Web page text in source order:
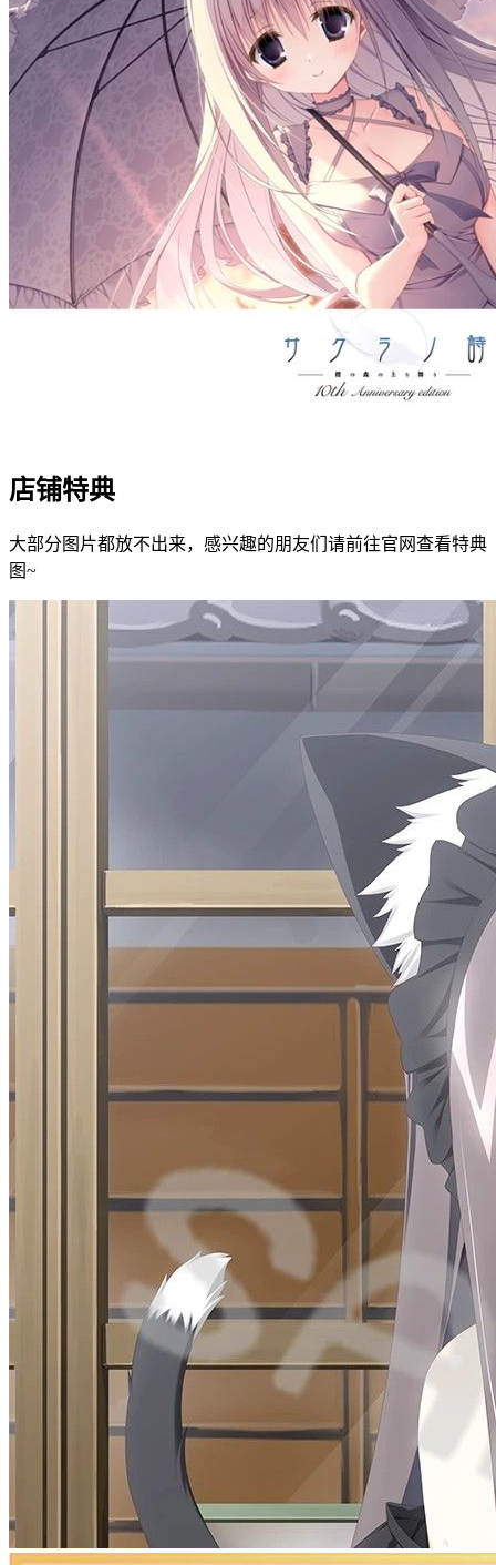
店铺特典
大部分图片都放不出来，感兴趣的朋友们请前往官网查看特典
图~